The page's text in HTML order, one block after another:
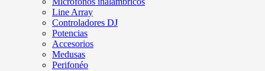
Line Array
Controladores DJ
Potencias
Accesorios
Medusas
Perifonéo